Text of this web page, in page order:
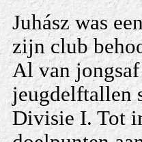
Juhász was
zijn club
Al van
jeugdelftallen
Divisie I. Tot